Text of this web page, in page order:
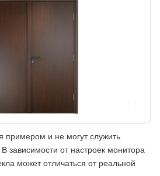
примером и не могут служить
зависимости от настроек монитора
может отличаться от реальной